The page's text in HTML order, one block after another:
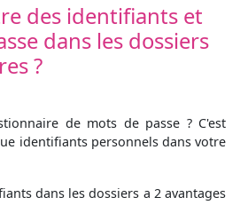
des identifiants et
dans les dossiers
?
de mots de passe ? C'est
identifiants personnels dans votre
dans les dossiers a 2 avantages